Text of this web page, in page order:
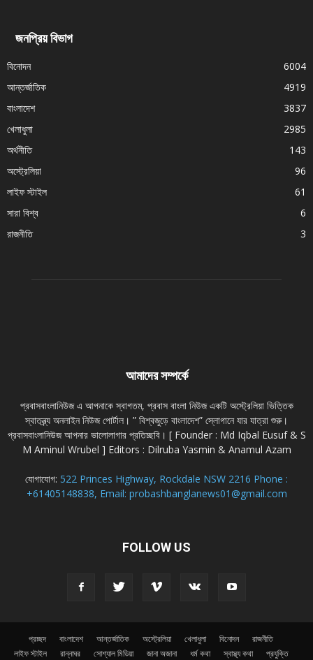
জনপ্রিয় বিভাগ
বিনোদন
6004
আন্তর্জাতিক
4919
বাংলাদেশ
3837
খেলাধুলা
2985
অর্থনীতি
143
অস্ট্রেলিয়া
96
লাইফ স্টাইল
61
সারা বিশ্ব
6
রাজনীতি
3
আমাদের সম্পর্কে
প্রবাসবাংলানিউজ এ আপনাকে স্বাগতম, প্রবাস বাংলা নিউজ একটি অস্ট্রেলিয়া ভিত্তিক
স্বাতন্ত্র্য অনলাইন নিউজ পোর্টাল। ” বিশ্বজুড়ে বাংলাদেশ” স্লোগানে যার যাত্রা শুরু।
প্রবাসবাংলানিউজ আপনার ভালোলাগার প্রতিচ্ছবি। [ Founder : Md Iqbal Eusuf & S
M Aminul Wrubel ] Editors : Dilruba Yasmin & Anamul Azam
যোগাযোগ: 522 Princes Highway, Rockdale NSW 2216 Phone :
+61405148838, Email: probashbanglanews01@gmail.com
FOLLOW US
প্রচ্ছদ বাংলাদেশ আন্তর্জাতিক অস্ট্রেলিয়া খেলাধুলা বিনোদন
রাজনীতি
লাইফ স্টাইল
রান্নাঘর সোশ্যাল মিডিয়া জানা অজানা ধর্ম কথা স্বাস্থ্য কথা প্রযুক্তি